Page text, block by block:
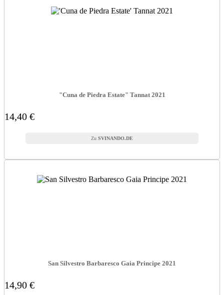
"Cuna de Piedra Estate" Tannat 2021
14,40 €
SVINANDO.DE
San Silvestro Barbaresco Gaia Principe 2021
14,90 €